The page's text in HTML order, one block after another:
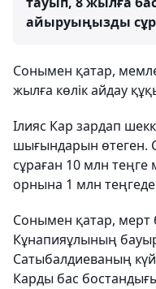
айыруыңызды
Сонымен қатар,
жылға көлік айдау
Ілияс Кар зардап
шығындарын өтеген.
сұраған 10 млн
орнына 1 млн
Сонымен қатар, мерт
Кұнапияұлының
Сатыбалдиеваның
Карды бас